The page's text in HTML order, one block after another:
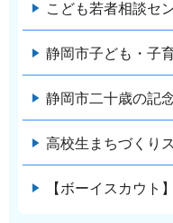
こども若者相談セ
静岡市子ども・子
静岡市二十歳の記
高校生まちづくり
【ボーイスカウト